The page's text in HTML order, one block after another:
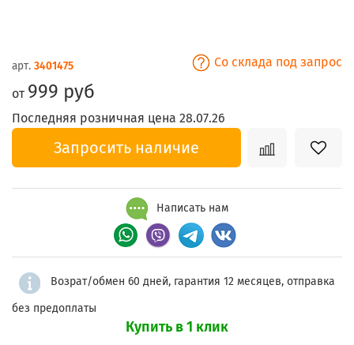
арт. 3401475 Со склада под запрос
от 999 руб
Последняя розничная цена 28.07.26
Запросить наличие
Написать нам
Возрат/обмен 60 дней, гарантия 12 месяцев, отправка
без предоплаты
Купить в 1 клик